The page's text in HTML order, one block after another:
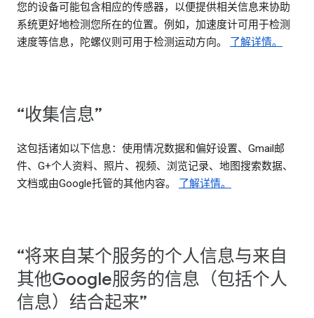
您的设备可能包含相应的传感器，以便提供相关信息来协助
系统更好地检测您所在的位置。例如，加速度计可用于检测
速度等信息，陀螺仪则可用于检测运动方向。 了解详情。
“收集信息”
这包括诸如以下信息：使用情况数据和偏好设置、Gmail邮
件、G+个人资料、照片、视频、浏览记录、地图搜索数据、
文档或由Google托管的其他内容。 了解详情。
“将来自某个服务的个人信息与来自
其他Google服务的信息（包括个人
信息）结合起来”